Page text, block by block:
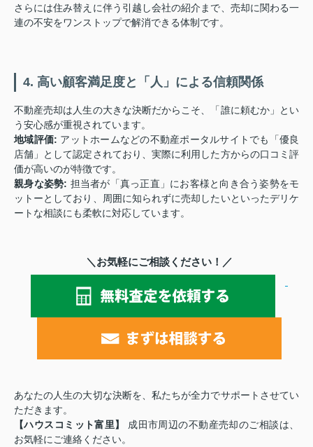
さらには住み替えに伴う引越し会社の紹介まで、売却に関わる一
連の不安をワンストップで解消できる体制です。
4. 高い顧客満足度と「人」による信頼関係
不動産売却は人生の大きな決断だからこそ、「誰に頼むか」とい
う安心感が重視されています。
地域評価: アットホームなどの不動産ポータルサイトでも「優良
店舗」として認定されており、実際に利用した方からの口コミ評
価が高いのが特徴です。
親身な姿勢: 担当者が「真っ正直」にお客様と向き合う姿勢をモ
ットーとしており、周囲に知られずに売却したいといったデリケ
ートな相談にも柔軟に対応しています。
＼お気軽にご相談ください！／
あなたの人生の大切な決断を、私たちが全力でサポートさせてい
ただきます。
【ハウスコミット富里】
成田市周辺の不動産売却のご相談は、
お気軽にご連絡ください。